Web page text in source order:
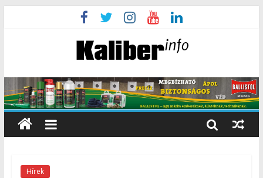
Hírek